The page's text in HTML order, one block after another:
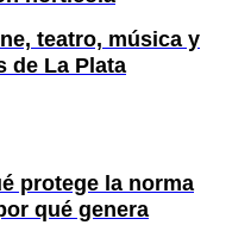
teatro, música y
de La Plata
protege la norma
qué genera